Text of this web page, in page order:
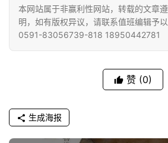
院
巡
礼
纪
录
本网站属于非赢利性网站，转载的文章
明，如有版权异议，请联系值班编辑予以
0591-83056739-818 18950442781
赞 (0)
生成海报